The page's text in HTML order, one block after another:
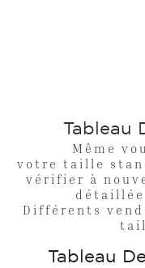
Tableau
Même vous
votre taille
vérifier à
Différents
Tableau